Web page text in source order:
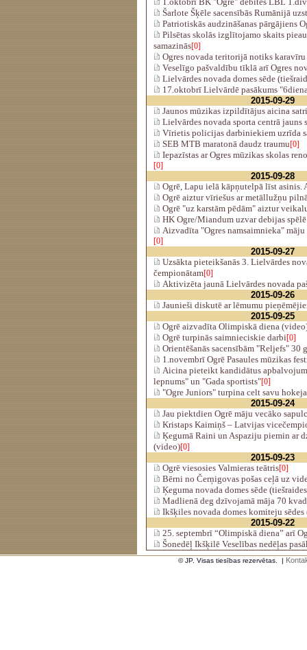
Šarlote Šķēle sacensībās Rumānijā
Patriotiskās audzināšanas pārgājiens
Pilsētas skolās izglītojamo skaits
samazinās[0]
Ogres novada teritorijā notiks karavīru
Veselīgo pašvaldību tīklā arī Ogres
Lielvārdes novada domes sēde
17.oktobrī Lielvārdē pasākums
2015-09-29
Jaunos mūzikas izpildītājus aicina
Lielvārdes novada sporta centrā jauns
Vīrietis policijas darbiniekiem uzrīda
SEB MTB maratonā daudz traumu[0]
Iepazīstas ar Ogres mūzikas skolas
[0]
2015-09-28
Ogrē, Lapu ielā kāpņutelpā līst asinis.
Ogrē aiztur vīriešus ar metāllužņu
Ogrē "uz karstām pēdām" aiztur
HK Ogre/Miandum uzvar debijas
Aizvadīta "Ogres namsaimnieka"
[0]
2015-09-27
Uzsākta pieteikšanās 3. Lielvārdes
čempionātam[0]
Aktivizēta jaunā Lielvārdes novada
2015-09-26
Jaunieši diskutē ar lēmumu
2015-09-25
Ogrē aizvadīta Olimpiskā diena
Ogrē turpinās saimnieciskie darbi[0]
Orientēšanās sacensībām "Reljefs" 30
1.novembrī Ogrē Pasaules mūzikas
Aicina pieteikt kandidātus
lepnums" un "Gada sportists"[0]
"Ogre Juniors" turpina celt savu
2015-09-24
Jau piektdien Ogrē māju vecāko
Kristaps Kaimiņš – Latvijas
Ķegumā Raini un Aspaziju piemin ar
(video)[0]
2015-09-23
Ogrē viesosies Valmieras teātris[0]
Bērni no Čerņigovas pošas ceļā uz
Ķeguma novada domes sēde
Madlienā deg dzīvojamā māja 70
Ikšķiles novada domes komiteju
2015-09-22
25. septembrī “Olimpiskā diena” arī
Šonedēļ Ikšķilē Veselības nedēļas
© JP. Visas tiesības rezervētas. |